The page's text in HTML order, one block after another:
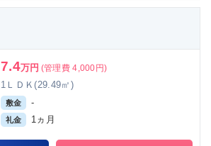
7.4万円 (管理費 4,000円)
1ＬＤＫ(29.49㎡)
敷金 -
礼金 1ヵ月